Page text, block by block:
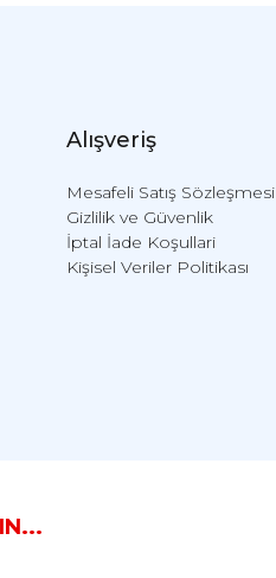
Alışveriş
Mesafeli Satış Sözleşmesi
Gizlilik ve Güvenlik
İptal İade Koşullari
Kişisel Veriler Politikası